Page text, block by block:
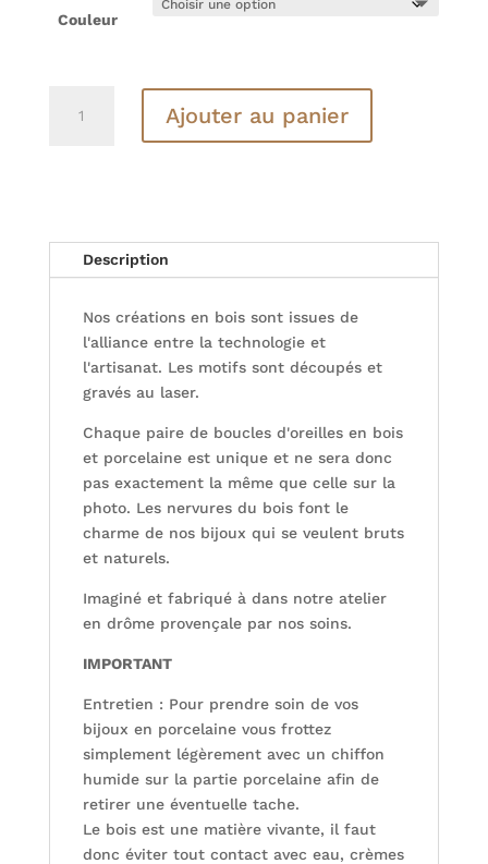
Couleur
et
Coloris
Ajouter au panier
Description
Nos créations en bois sont issues de
l'alliance entre la technologie et
l'artisanat. Les motifs sont découpés et
gravés au laser.
Chaque paire de boucles d'oreilles en bois
et porcelaine est unique et ne sera donc
pas exactement la même que celle sur la
photo. Les nervures du bois font le
charme de nos bijoux qui se veulent bruts
et naturels.
Imaginé et fabriqué à dans notre atelier
en drôme provençale par nos soins.
IMPORTANT
Entretien : Pour prendre soin de vos
bijoux en porcelaine vous frottez
simplement légèrement avec un chiffon
humide sur la partie porcelaine afin de
retirer une éventuelle tache.
Le bois est une matière vivante, il faut
donc éviter tout contact avec eau, crèmes